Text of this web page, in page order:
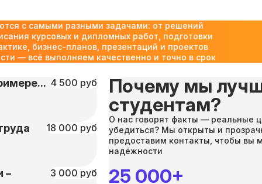
с самыми разными задачами: от решений
курсовых и дипломных работ, подготовки
бизнес-планов, презентаций и проектов
— всё выполняем качественно и точно в срок
4 500 руб
18 000 руб
– 3 000 руб
Почему мы
студентам?
О нас говорят факты — реальные
убедиться? Мы открыты и
предоставим контакты, чтобы вы
надёжности
25 000+